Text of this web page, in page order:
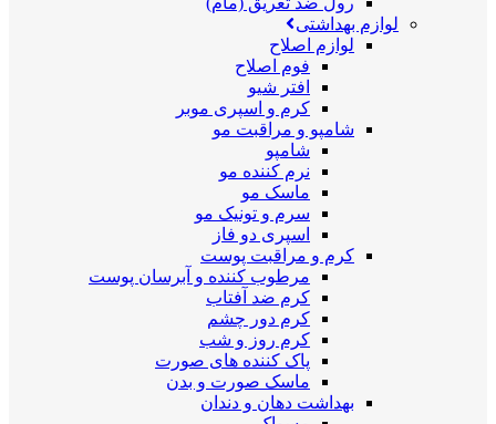
لوازم بهداشتی
لوازم اصلاح
فوم اصلاح
افتر شیو
کرم و اسپری موبر
شامپو و مراقبت مو
شامپو
نرم کننده مو
ماسک مو
سرم و تونیک مو
اسپری دو فاز
کرم و مراقبت پوست
مرطوب کننده و آبرسان پوست
کرم ضد آفتاب
کرم دور چشم
کرم روز و شب
پاک کننده های صورت
ماسک صورت و بدن
بهداشت دهان و دندان